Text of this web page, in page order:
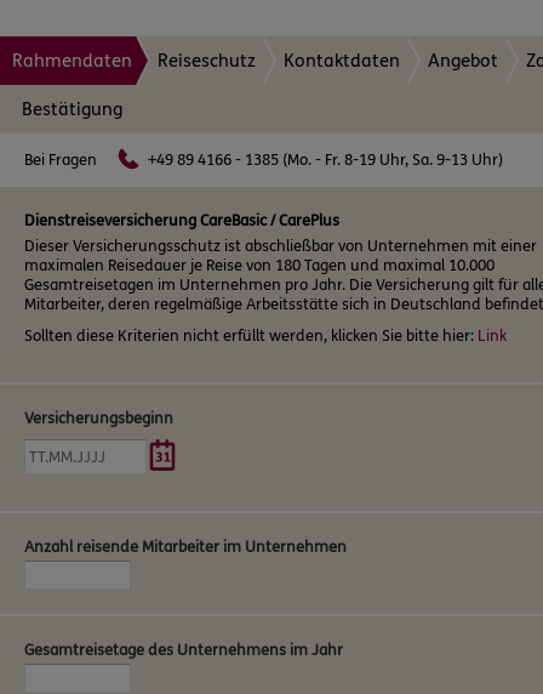
Rahmendaten Reiseschutz Kontaktdaten Angebot
Bestätigung
Bei Fragen +49 89 4166 - 1385 (Mo. - Fr. 8-19 Uhr, Sa. 9-13 Uhr)
Dienstreiseversicherung CareBasic / CarePlus
Dieser Versicherungsschutz ist abschließbar von Unternehmen mit einer
maximalen Reisedauer je Reise von 180 Tagen und maximal 10.000
Gesamtreisetagen im Unternehmen pro Jahr. Die Versicherung gilt für
Mitarbeiter, deren regelmäßige Arbeitsstätte sich in Deutschland
Sollten diese Kriterien nicht erfüllt werden, klicken Sie bitte hier: Link
Versicherungsbeginn
Anzahl reisende Mitarbeiter im Unternehmen
Gesamtreisetage des Unternehmens im Jahr